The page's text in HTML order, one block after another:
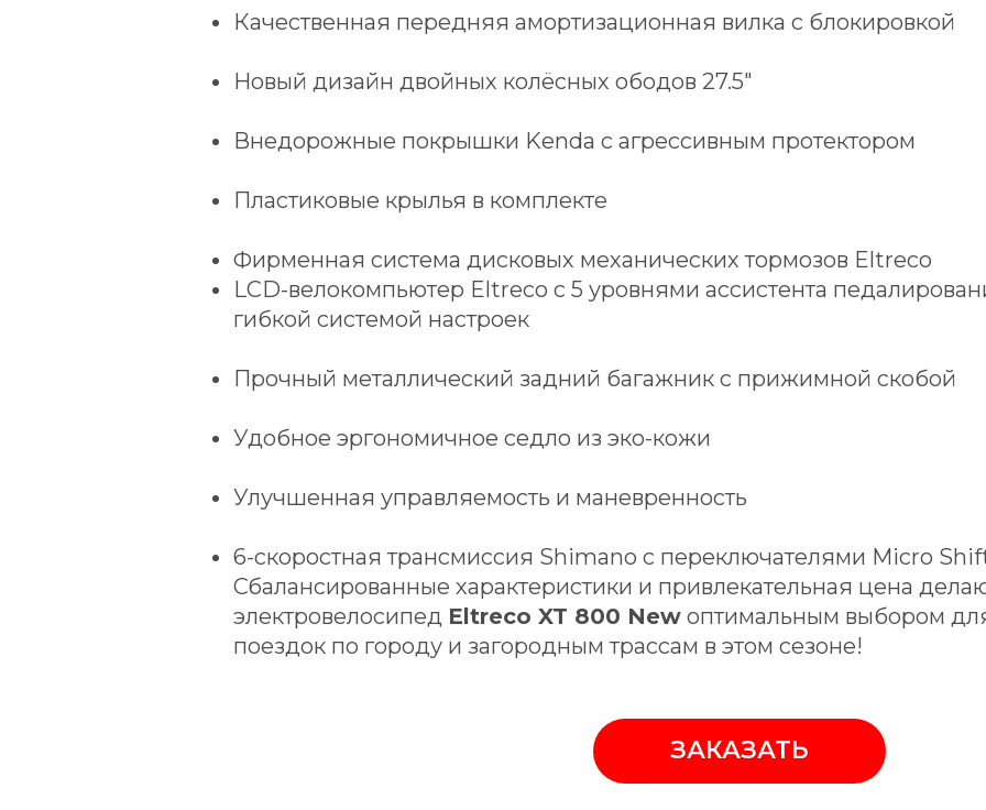
Качественная передняя амортизационная вилка с блокировкой
Новый дизайн двойных колёсных ободов 27.5"
Внедорожные покрышки Kenda с агрессивным протектором
Пластиковые крылья в комплекте
Фирменная система дисковых механических тормозов Eltreco
LCD-велокомпьютер Eltreco с 5 уровнями ассистента
гибкой системой настроек
Прочный металлический задний багажник с прижимной скобой
Удобное эргономичное седло из эко-кожи
Улучшенная управляемость и маневренность
6-скоростная трансмиссия Shimano с переключателями Micro
Сбалансированные характеристики и привлекательная цена
электровелосипед Eltreco XT 800 New оптимальным выбором
поездок по городу и загородным трассам в этом сезоне!
ЗАКАЗАТЬ